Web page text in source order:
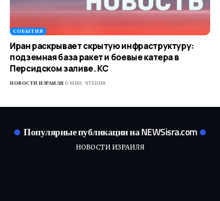
СОБЫТИЯ
Иран раскрывает скрытую инфраструктуру:
подземная база ракет и боевые катера в
Персидском заливе. КС
НОВОСТИ ИЗРАИЛЯ 0 МИН. ЧТЕНИЯ
Популярные публикации на NEWSisra.com
НОВОСТИ ИЗРАИЛЯ